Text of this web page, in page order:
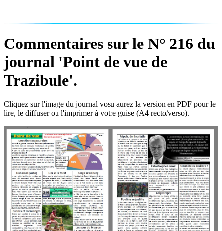
Commentaires sur le N° 216 du
journal 'Point de vue de
Trazibule'.
Cliquez sur l'image du journal vosu aurez la version en PDF pour le
lire, le diffuser ou l'imprimer à votre guise (A4 recto/verso).